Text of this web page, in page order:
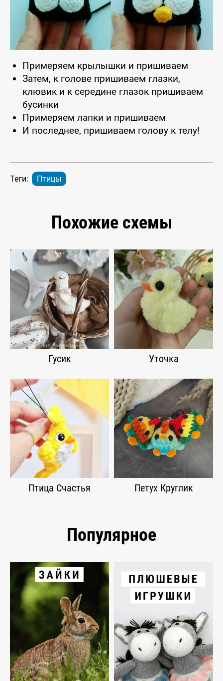
Примеряем крылышки и пришиваем
Затем, к голове пришиваем глазки,
клювик и к середине глазок пришиваем
бусинки
Примеряем лапки и пришиваем
И последнее, пришиваем голову к телу!
Теги: Птицы
Похожие схемы
Гусик Уточка
Птица Счастья Петух Круглик
Популярное